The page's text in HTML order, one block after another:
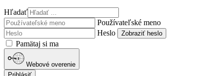
Hľadať
Používateľské meno
Heslo
Zobraziť heslo
Pamätaj si ma
Webové overenie